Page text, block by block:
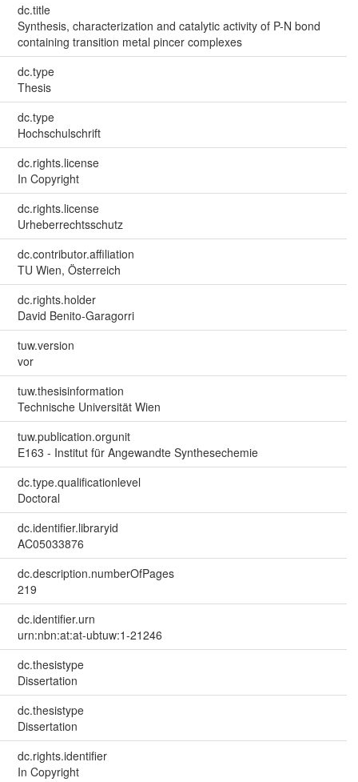
dc.title
Synthesis, characterization and catalytic activity of P-N bond
containing transition metal pincer complexes
dc.type
Thesis
dc.type
Hochschulschrift
dc.rights.license
In Copyright
dc.rights.license
Urheberrechtsschutz
dc.contributor.affiliation
TU Wien, Österreich
dc.rights.holder
David Benito-Garagorri
tuw.version
vor
tuw.thesisinformation
Technische Universität Wien
tuw.publication.orgunit
E163 - Institut für Angewandte Synthesechemie
dc.type.qualificationlevel
Doctoral
dc.identifier.libraryid
AC05033876
dc.description.numberOfPages
219
dc.identifier.urn
urn:nbn:at:at-ubtuw:1-21246
dc.thesistype
Dissertation
dc.thesistype
Dissertation
dc.rights.identifier
In Copyright